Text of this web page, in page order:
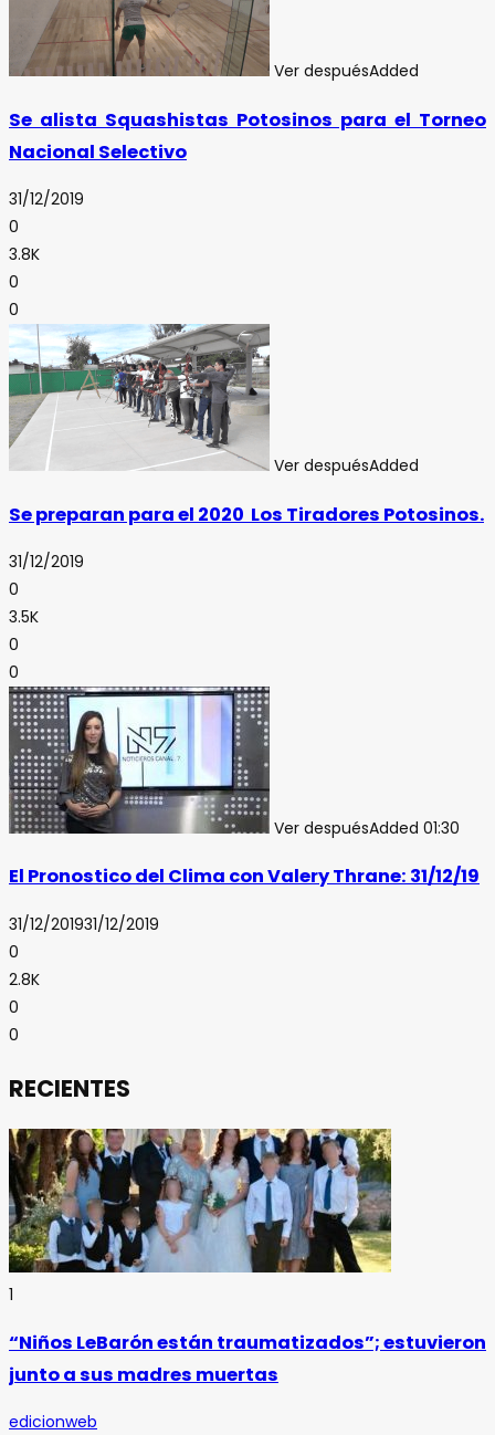
Ver despuésAdded
Se alista Squashistas Potosinos para el Torneo
Nacional Selectivo
31/12/2019
0
3.8K
0
0
Ver despuésAdded
Se preparan para el 2020 Los Tiradores Potosinos.
31/12/2019
0
3.5K
0
0
Ver despuésAdded 01:30
El Pronostico del Clima con Valery Thrane: 31/12/19
31/12/201931/12/2019
0
2.8K
0
0
RECIENTES
1
“Niños LeBarón están traumatizados”; estuvieron
junto a sus madres muertas
edicionweb